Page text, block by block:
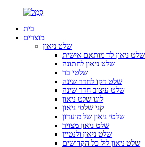
בית
מוצרים
שלט ניאון
שלט ניאון לד מותאם אישית
שלט ניאון לחתונה
שלטי בר
שלט דקו לחדר שינה
שלט עיצוב חדר שינה
לוגו שלט ניאון
קני שלטי ניאון
שלטי ניאון של מועדון
שלט ניאון מצויר
שלט ניאון ולנטיין
שלט ניאון ליל כל הקדושים